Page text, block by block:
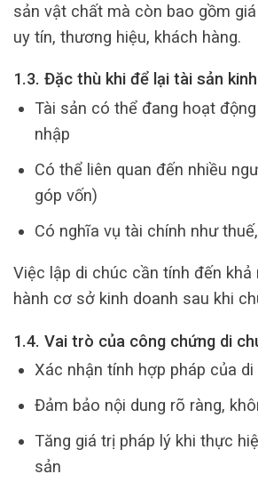
sản vật chất mà còn bao gồm
uy tín, thương hiệu, khách hàng.
1.3. Đặc thù khi để lại tài sản
Tài sản có thể đang hoạt
nhập
Có thể liên quan đến nhiều
góp vốn)
Có nghĩa vụ tài chính như
Việc lập di chúc cần tính đến khả
hành cơ sở kinh doanh sau khi
1.4. Vai trò của công chứng di
Xác nhận tính hợp pháp của di
Đảm bảo nội dung rõ ràng,
Tăng giá trị pháp lý khi thực
sản